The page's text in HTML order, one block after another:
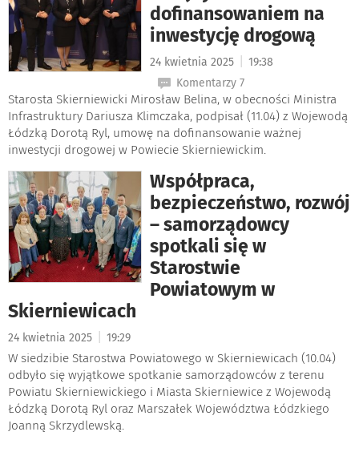
dofinansowaniem na
inwestycję drogową
24 kwietnia 2025
19:38
Komentarzy 7
Starosta Skierniewicki Mirosław Belina, w obecności Ministra
Infrastruktury Dariusza Klimczaka, podpisał (11.04) z Wojewodą
Łódzką Dorotą Ryl, umowę na dofinansowanie ważnej
inwestycji drogowej w Powiecie Skierniewickim.
Współpraca,
bezpieczeństwo, rozwój
– samorządowcy
spotkali się w
Starostwie
Powiatowym w
Skierniewicach
24 kwietnia 2025 19:29
W siedzibie Starostwa Powiatowego w Skierniewicach (10.04)
odbyło się wyjątkowe spotkanie samorządowców z terenu
Powiatu Skierniewickiego i Miasta Skierniewice z Wojewodą
Łódzką Dorotą Ryl oraz Marszałek Województwa Łódzkiego
Joanną Skrzydlewską.